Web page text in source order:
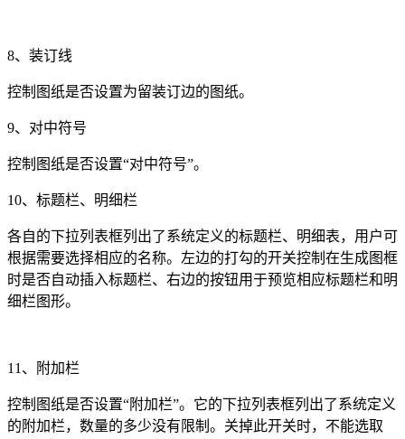
8、装订线
控制图纸是否设置为留装订边的图纸。
9、对中符号
控制图纸是否设置“对中符号”。
10、标题栏、明细栏
各自的下拉列表框列出了系统定义的标题栏、明细表，用户可
根据需要选择相应的名称。左边的打勾的开关控制在生成图框
时是否自动插入标题栏、右边的按钮用于预览相应标题栏和明
细栏图形。
11、附加栏
控制图纸是否设置“附加栏”。它的下拉列表框列出了系统定义
的附加栏，数量的多少没有限制。关掉此开关时，不能选取